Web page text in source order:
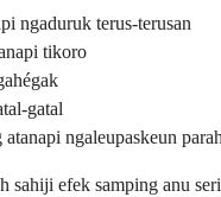
ngaduruk terus-terusan
tikoro
gatal
ngaleupaskeun parah
sahiji efek samping anu